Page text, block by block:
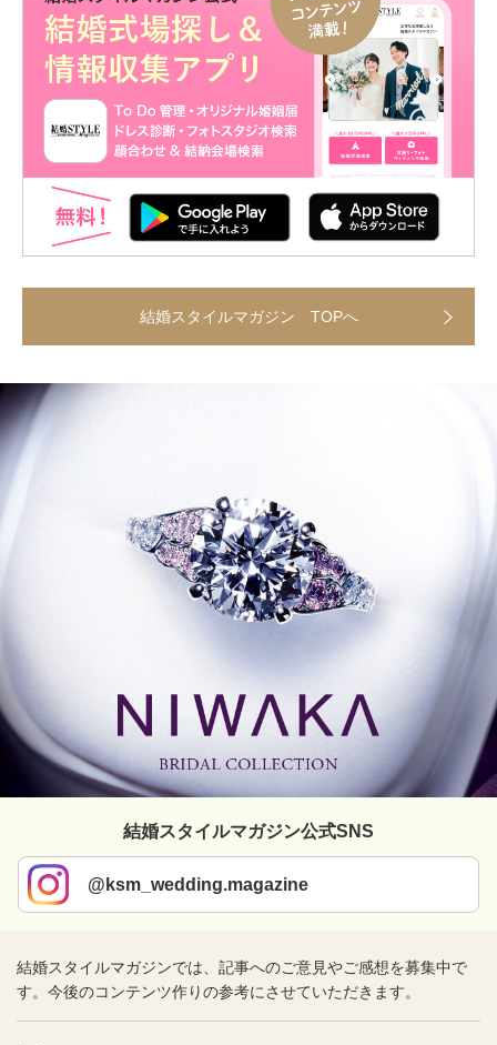
結婚スタイルマガジン TOPへ
結婚スタイルマガジン公式SNS
@ksm_wedding.magazine
結婚スタイルマガジンでは、記事へのご意見やご感想を募集中で
す。今後のコンテンツ作りの参考にさせていただきます。